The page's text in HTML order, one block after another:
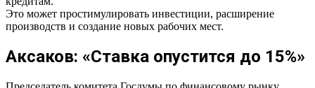
Это может простимулировать инвестиции, расширение
производств и создание новых рабочих мест.
Аксаков: «Ставка опустится до 15%»